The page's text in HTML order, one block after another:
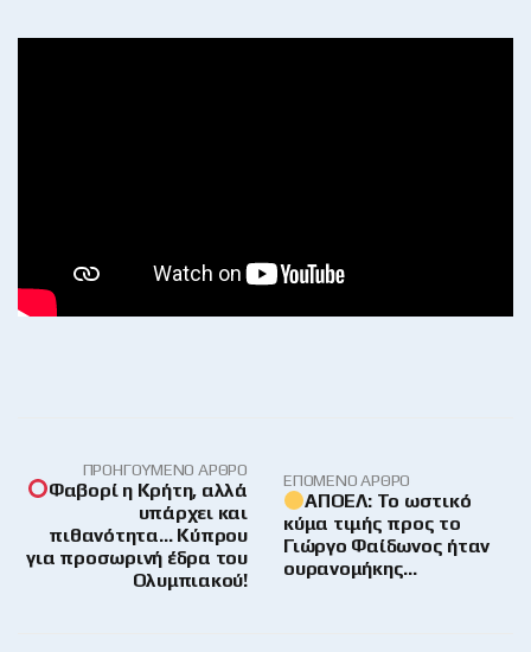
ΠΡΟΗΓΟΎΜΕΝΟ ΆΡΘΡΟ
Φαβορί η Κρήτη, αλλά
υπάρχει και
πιθανότητα… Κύπρου
για προσωρινή έδρα του
Ολυμπιακού!
ΕΠΌΜΕΝΟ ΆΡΘΡΟ
ΑΠΟΕΛ: Το ωστικό
κύμα τιμής προς το
Γιώργο Φαίδωνος ήταν
ουρανομήκης…